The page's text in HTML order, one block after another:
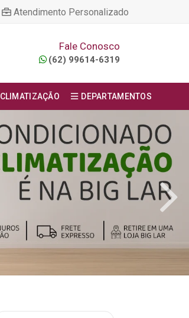
Atendimento Personalizado
Fale Conosco
(62) 99614-6319
CLIMATIZAÇÃO DEPARTAMENTOS